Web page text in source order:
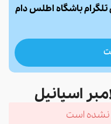
تلگرام باشگاه اطلس دام
اسپانیل
نشده است